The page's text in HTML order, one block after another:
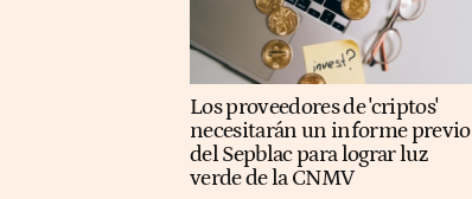
Los proveedores de 'criptos'
necesitarán un informe previo
del Sepblac para lograr luz
verde de la CNMV